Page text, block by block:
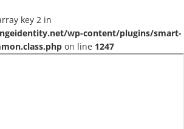
key 2 in
wp-content/plugins/smart-
on line 1247